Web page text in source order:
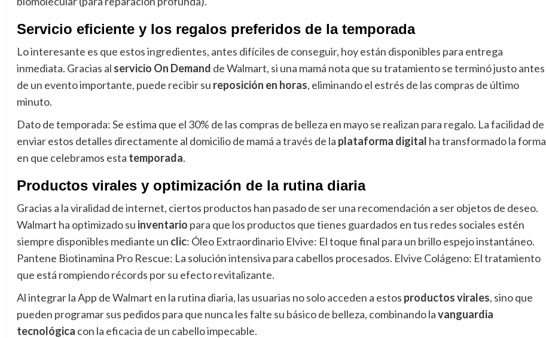
Servicio eficiente y los regalos preferidos de la temporada
Lo interesante es que estos ingredientes, antes difíciles de conseguir, hoy están disponibles para entrega
inmediata. Gracias al servicio On Demand de Walmart, si una mamá nota que su tratamiento se terminó justo antes
de un evento importante, puede recibir su reposición en horas, eliminando el estrés de las compras de último
minuto.
Dato de temporada: Se estima que el 30% de las compras de belleza en mayo se realizan para regalo. La facilidad de
enviar estos detalles directamente al domicilio de mamá a través de la plataforma digital ha transformado la forma
en que celebramos esta temporada.
Productos virales y optimización de la rutina diaria
Gracias a la viralidad de internet, ciertos productos han pasado de ser una recomendación a ser objetos de deseo.
Walmart ha optimizado su inventario para que los productos que tienes guardados en tus redes sociales estén
siempre disponibles mediante un clic: Óleo Extraordinario Elvive: El toque final para un brillo espejo instantáneo.
Pantene Biotinamina Pro Rescue: La solución intensiva para cabellos procesados. Elvive Colágeno: El tratamiento
que está rompiendo récords por su efecto revitalizante.
Al integrar la App de Walmart en la rutina diaria, las usuarias no solo acceden a estos productos virales, sino que
pueden programar sus pedidos para que nunca les falte su básico de belleza, combinando lavanguardia
tecnológica con la eficacia de un cabello impecable.